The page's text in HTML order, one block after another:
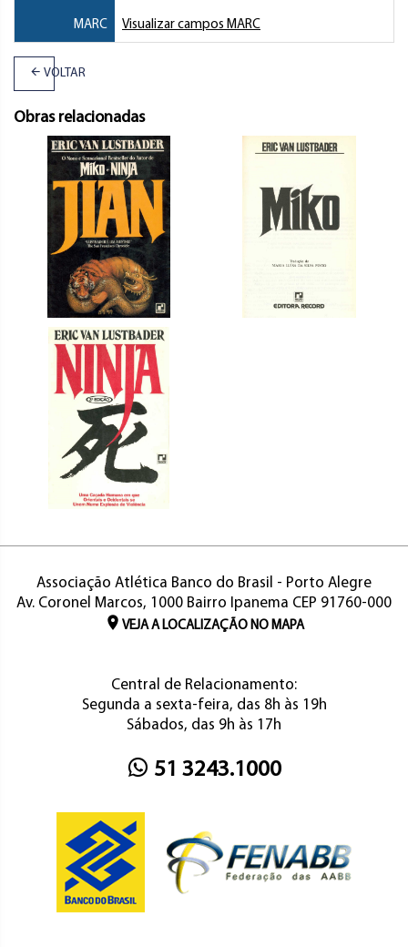
MARC Visualizar campos MARC
VOLTAR
Obras relacionadas
Associação Atlética Banco do Brasil - Porto Alegre
Av. Coronel Marcos, 1000 Bairro Ipanema CEP 91760-000
VEJA A LOCALIZAÇÃO NO MAPA
Central de Relacionamento:
Segunda a sexta-feira, das 8h às 19h
Sábados, das 9h às 17h
51 3243.1000